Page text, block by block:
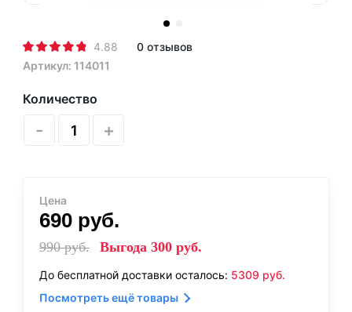
4.88
0 отзывов
Артикул: 114011
Количество
- +
Цена
690 руб.
990руб. Выгода 300 руб.
До бесплатной доставки осталось: 5309 руб.
Посмотреть ещё товары